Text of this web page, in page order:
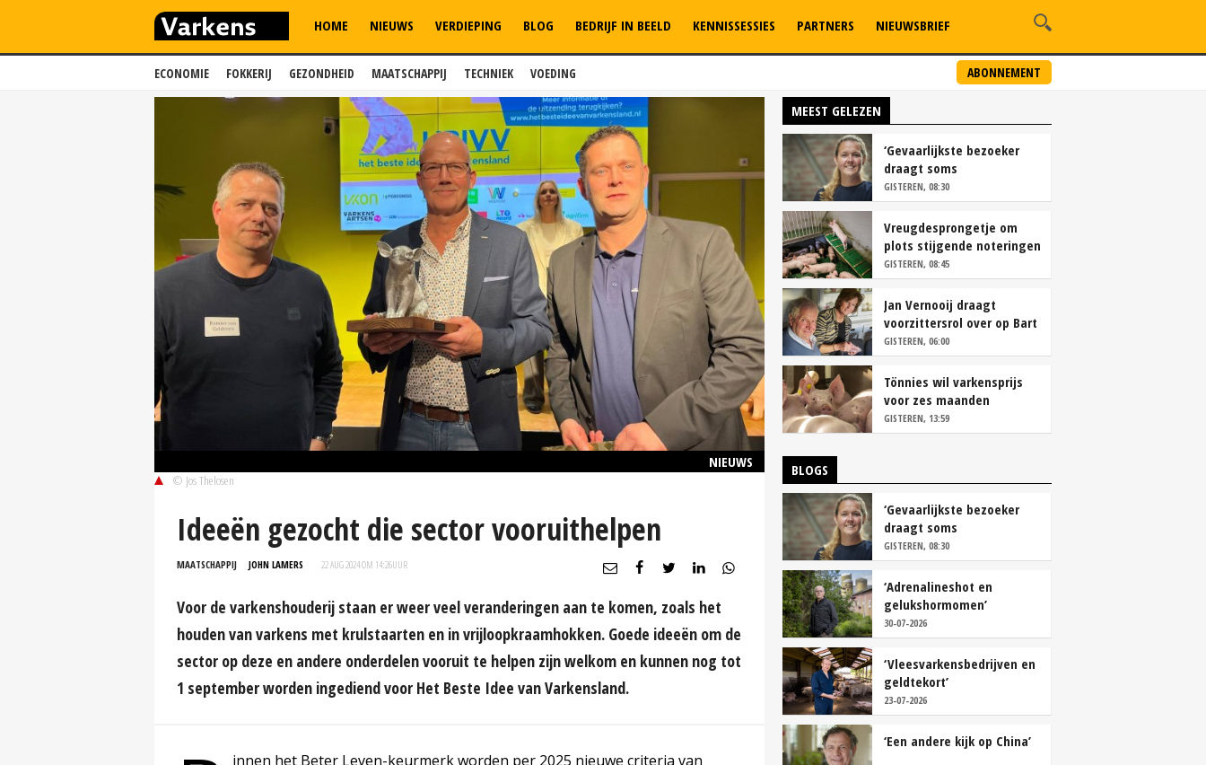
ECONOMIE FOKKERIJ GEZONDHEID MAATSCHAPPIJ TECHNIEK VOEDING ABONNEMENT
HOME NIEUWS VERDIEPING BLOG BEDRIJF IN BEELD KENNISSESSIES PARTNERS NIEUWSBRIEF
NIEUWS
© Jos Thelosen
Ideeën gezocht die sector vooruithelpen
MAATSCHAPPIJ JOHN LAMERS 22 AUG 2024 OM 14:26UUR
Voor de varkenshouderij staan er weer veel veranderingen aan te komen, zoals het
houden van varkens met krulstaarten en in vrijloopkraamhokken. Goede ideeën om de
sector op deze en andere onderdelen vooruit te helpen zijn welkom en kunnen nog tot
1 september worden ingediend voor Het Beste Idee van Varkensland.
innen het Beter Leven-keurmerk worden per 2025 nieuwe criteria van
MEEST GELEZEN
‘Gevaarlijkste bezoeker
draagt soms
overschoenen’
GISTEREN, 08:30
Vreugdesprongetje om
plots stijgende noteringen
GISTEREN, 08:45
Jan Vernooij draagt
voorzittersrol over op Bart
Camps
GISTEREN, 06:00
Tönnies wil varkensprijs
voor zes maanden
vastleggen
GISTEREN, 13:59
BLOGS
‘Gevaarlijkste bezoeker
draagt soms
overschoenen’
GISTEREN, 08:30
‘Adrenalineshot en
gelukshormomen’
30-07-2026
‘Vleesvarkensbedrijven en
geldtekort’
23-07-2026
‘Een andere kijk op China’